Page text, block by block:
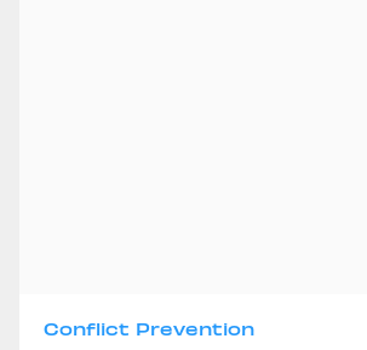
Conflict Prevention